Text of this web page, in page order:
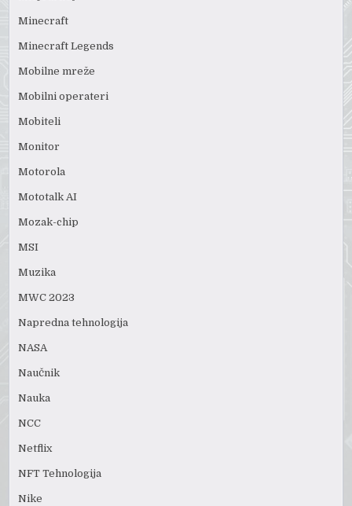
Minecraft
Minecraft Legends
Mobilne mreže
Mobilni operateri
Mobiteli
Monitor
Motorola
Mototalk AI
Mozak-chip
MSI
Muzika
MWC 2023
Napredna tehnologija
NASA
Naučnik
Nauka
NCC
Netflix
NFT Tehnologija
Nike